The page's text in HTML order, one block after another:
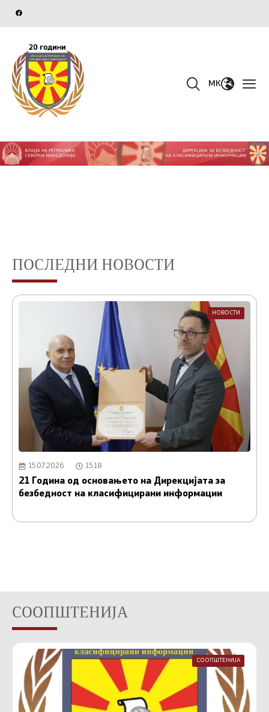
MK
ПОСЛЕДНИ НОВОСТИ
НОВОСТИ
15.07.2026 15:18
21 Година од основањето на Дирекцијата за
безбедност на класифицирани информации
СООПШТЕНИЈА
СООПШТЕНИЈА